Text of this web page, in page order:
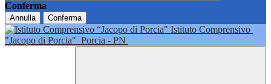
Conferma
Annulla Conferma
Istituto Comprensivo
"Jacopo di Porcia" Porcia - PN